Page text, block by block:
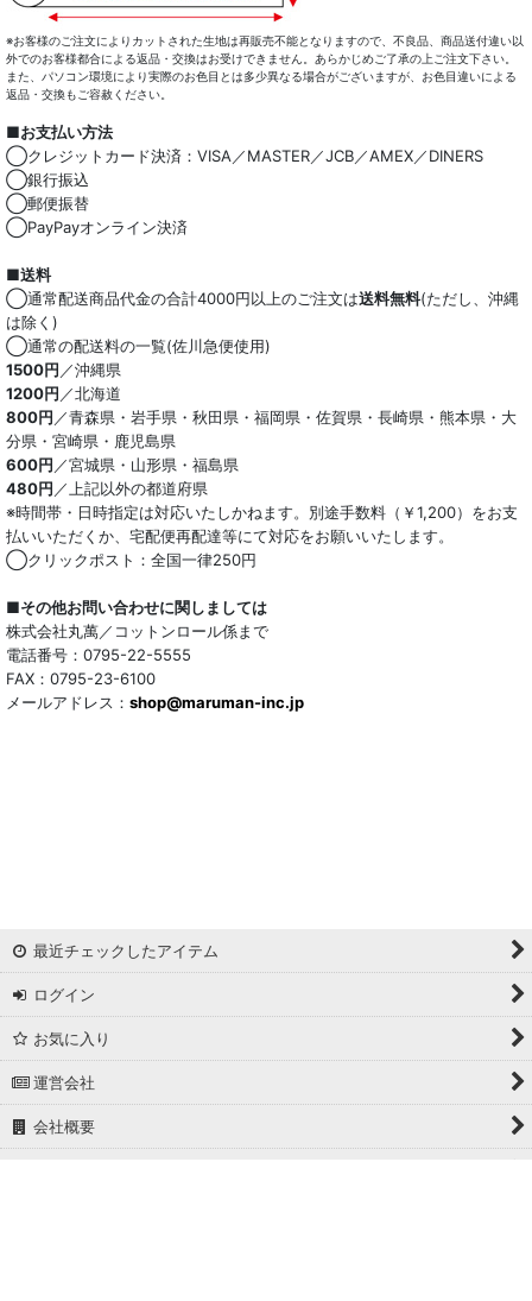
マスク
小物類
綿100％
麻混
ストレッチ
オーガニック
和紙混生地
ポリエステル混
テンセル混
キュプラ/レーヨン混
シルク混
ウール混
トリアセテート混
サッカー/クレープ
マドラスチェック
ドビー
撥水加工
起毛生地
※お客様のご注文によりカットされた生地は再販売不能となりますので、不良品、商品送付違い以
外でのお客様都合による返品・交換はお受けできません。あらかじめご了承の上ご注文下さい。
また、パソコン環境により実際のお色目とは多少異なる場合がございますが、お色目違いによる
返品・交換もご容赦ください。
■お支払い方法
◯クレジットカード決済：VISA／MASTER／JCB／AMEX／DINERS
◯銀行振込
◯郵便振替
◯PayPayオンライン決済
■送料
◯通常配送商品代金の合計4000円以上のご注文は送料無料(ただし、沖縄
は除く)
◯通常の配送料の一覧(佐川急便使用)
1500円／沖縄県
1200円／北海道
800円／青森県・岩手県・秋田県・福岡県・佐賀県・長崎県・熊本県・大
分県・宮崎県・鹿児島県
600円／宮城県・山形県・福島県
480円／上記以外の都道府県
※時間帯・日時指定は対応いたしかねます。別途手数料（￥1,200）をお支
払いいただくか、宅配便再配達等にて対応をお願いいたします。
◯クリックポスト：全国一律250円
■その他お問い合わせに関しましては
株式会社丸萬／コットンロール係まで
電話番号：0795-22-5555
FAX：0795-23-6100
メールアドレス： shop@maruman-inc.jp
最近チェックしたアイテム
ログイン
お気に入り
運営会社
会社概要